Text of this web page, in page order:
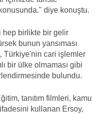
diye konuştu.
hep birlikte bir gelir
bunun yansıması
Türkiye'nin cari işlemler
bir ülke olmaması gibi
bulundu.
tanıtım filmleri, kamu
kullanan Ersoy,